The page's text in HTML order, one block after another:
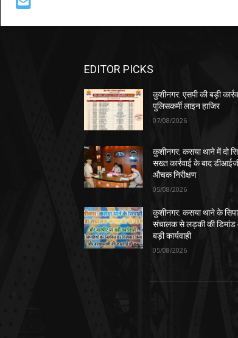
EDITOR PICKS
कुशीनगर: एसपी की बड़ी
पुलिसकर्मी लाइन हाजिर
07/08/2026
कुशीनगर: कसया थाने में दो
सख्त कार्रवाई के बाद
औचक निरीक्षण
05/08/2026
कुशीनगर: कसया थाने के
संचालक से लड़की की डिमांड
बड़ी कार्यवाही
05/08/2026